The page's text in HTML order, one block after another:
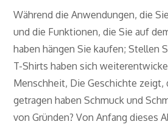
Während die Anwendungen, die
und die Funktionen, die Sie auf
haben hängen Sie kaufen; Stellen
T-Shirts haben sich
Menschheit, Die Geschichte zeigt,
getragen haben Schmuck und
von Gründen? Von Anfang dieses